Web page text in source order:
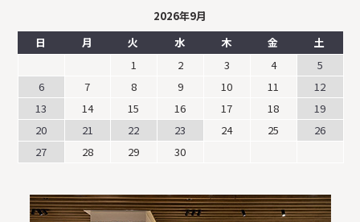
2026年9月
日
月 火 水 木 金
土
1
2 3 4
5
6
7 8 9 10 11
12
13
14 15 16 17 18
19
20
21 22 23 24 25
26
27
28 29 30